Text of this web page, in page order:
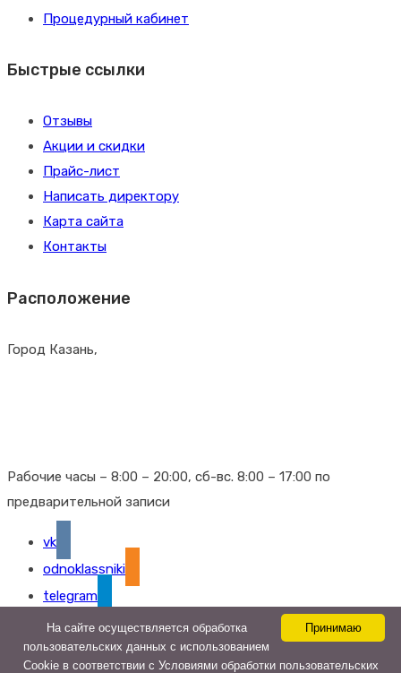
Процедурный кабинет
Быстрые ссылки
Отзывы
Акции и скидки
Прайс-лист
Написать директору
Карта сайта
Контакты
Расположение
Город Казань,
Рабочие часы – 8:00 – 20:00, сб-вс. 8:00 – 17:00 по
предварительной записи
vk
odnoklassniki
telegram
Гирудомед - 2024 Принимаю
На сайте осуществляется обработка
пользовательских данных с использованием
Cookie в соответствии с Условиями обработки пользовательских